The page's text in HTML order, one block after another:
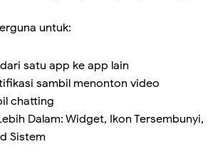
untuk:
satu app ke app lain
sambil menonton video
chatting
Dalam: Widget, Ikon Tersembunyi,
Sistem